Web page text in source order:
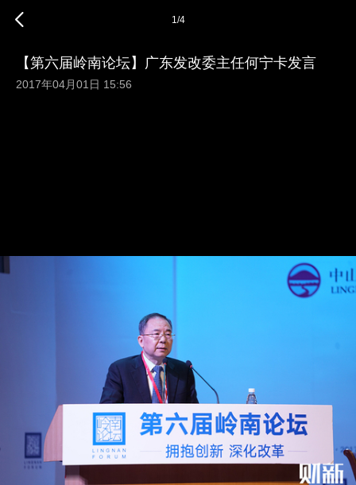
1/4
【第六届岭南论坛】广东发改委主任何宁卡发言
2017年04月01日 15:56